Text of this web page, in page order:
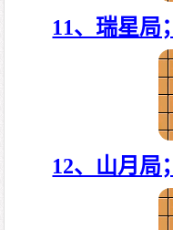
11、瑞星局；
12、山月局；